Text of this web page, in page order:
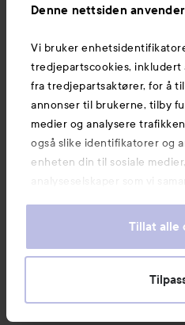
Denne nettsiden
Vi bruker
tredjepartscookies,
fra tredjepartsaktører, for å
annonser til brukerne, tilby
medier og analysere
også slike identifikatorer og
enheten din til sosiale
analyseselskaper som vi
informasjon som du har
våre cookies ved å fortsette
informasjon om hvordan du
Tillat alle
BalmIsland Colada
119 kr
KJØP
Nyheter og tilbud